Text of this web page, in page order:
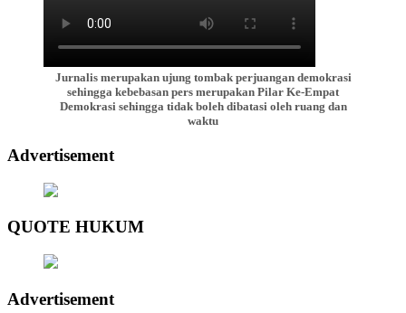
Jurnalis merupakan ujung tombak perjuangan demokrasi
sehingga kebebasan pers merupakan Pilar Ke-Empat
Demokrasi sehingga tidak boleh dibatasi oleh ruang dan
waktu
Advertisement
QUOTE HUKUM
Advertisement